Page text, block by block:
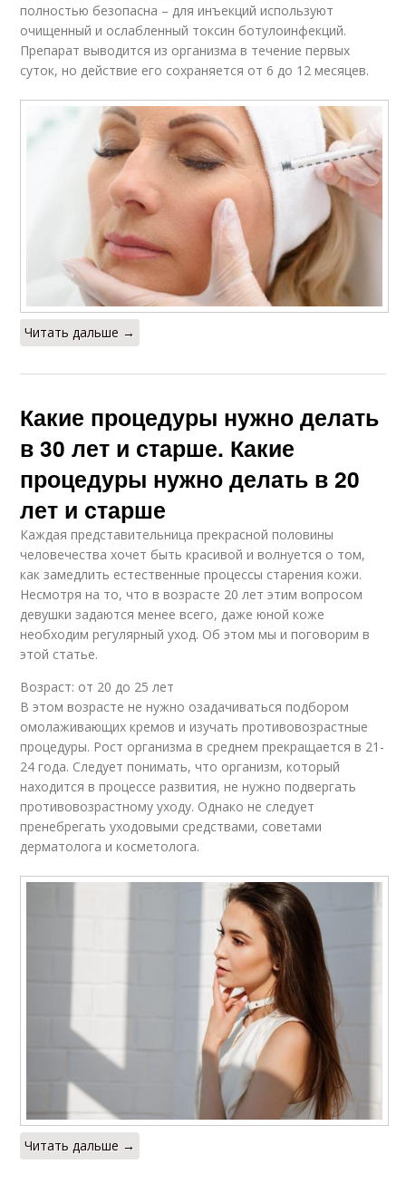
полностью безопасна – для инъекций используют
очищенный и ослабленный токсин ботулоинфекций.
Препарат выводится из организма в течение первых
суток, но действие его сохраняется от 6 до 12 месяцев.
Читать дальше →
Какие процедуры нужно делать
в 30 лет и старше. Какие
процедуры нужно делать в 20
лет и старше
Каждая представительница прекрасной половины
человечества хочет быть красивой и волнуется о том,
как замедлить естественные процессы старения кожи.
Несмотря на то, что в возрасте 20 лет этим вопросом
девушки задаются менее всего, даже юной коже
необходим регулярный уход. Об этом мы и поговорим в
этой статье.
Возраст: от 20 до 25 лет
В этом возрасте не нужно озадачиваться подбором
омолаживающих кремов и изучать противовозрастные
процедуры. Рост организма в среднем прекращается в 21-
24 года. Следует понимать, что организм, который
находится в процессе развития, не нужно подвергать
противовозрастному уходу. Однако не следует
пренебрегать уходовыми средствами, советами
дерматолога и косметолога.
Читать дальше →